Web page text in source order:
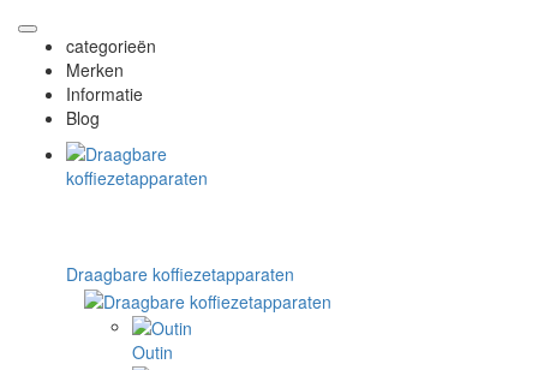
categorieën
Merken
Informatie
Blog
Draagbare koffiezetapparaten
Outin